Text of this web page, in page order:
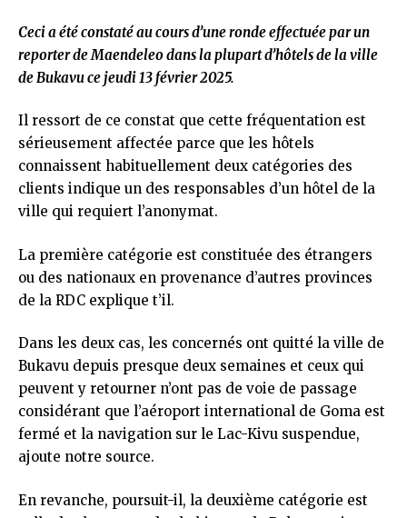
Ceci a été constaté au cours d’une ronde effectuée par un
reporter de Maendeleo dans la plupart d’hôtels de la ville
de Bukavu ce jeudi 13 février 2025.
Il ressort de ce constat que cette fréquentation est
sérieusement affectée parce que les hôtels
connaissent habituellement deux catégories des
clients indique un des responsables d’un hôtel de la
ville qui requiert l’anonymat.
La première catégorie est constituée des étrangers
ou des nationaux en provenance d’autres provinces
de la RDC explique t’il.
Dans les deux cas, les concernés ont quitté la ville de
Bukavu depuis presque deux semaines et ceux qui
peuvent y retourner n’ont pas de voie de passage
considérant que l’aéroport international de Goma est
fermé et la navigation sur le Lac-Kivu suspendue,
ajoute notre source.
En revanche, poursuit-il, la deuxième catégorie est